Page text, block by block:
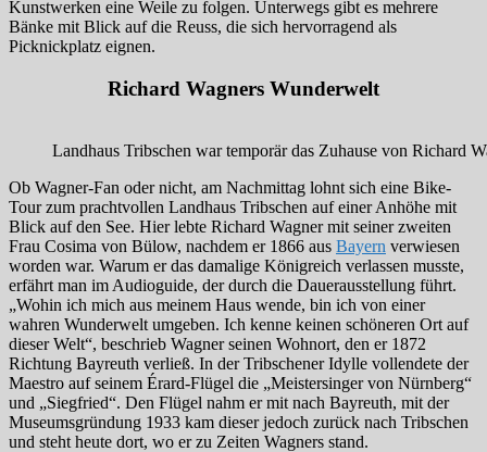
Kunstwerken eine Weile zu folgen. Unterwegs gibt es mehrere
Bänke mit Blick auf die Reuss, die sich hervorragend als
Picknickplatz eignen.
Richard Wagners Wunderwelt
Landhaus Tribschen war temporär das Zuhause von Richard
Ob Wagner-Fan oder nicht, am Nachmittag lohnt sich eine Bike-
Tour zum prachtvollen Landhaus Tribschen auf einer Anhöhe mit
Blick auf den See. Hier lebte Richard Wagner mit seiner zweiten
Frau Cosima von Bülow, nachdem er 1866 aus Bayern verwiesen
worden war. Warum er das damalige Königreich verlassen musste,
erfährt man im Audioguide, der durch die Dauerausstellung führt.
„Wohin ich mich aus meinem Haus wende, bin ich von einer
wahren Wunderwelt umgeben. Ich kenne keinen schöneren Ort auf
dieser Welt“, beschrieb Wagner seinen Wohnort, den er 1872
Richtung Bayreuth verließ. In der Tribschener Idylle vollendete der
Maestro auf seinem Érard-Flügel die „Meistersinger von Nürnberg“
und „Siegfried“. Den Flügel nahm er mit nach Bayreuth, mit der
Museumsgründung 1933 kam dieser jedoch zurück nach Tribschen
und steht heute dort, wo er zu Zeiten Wagners stand.